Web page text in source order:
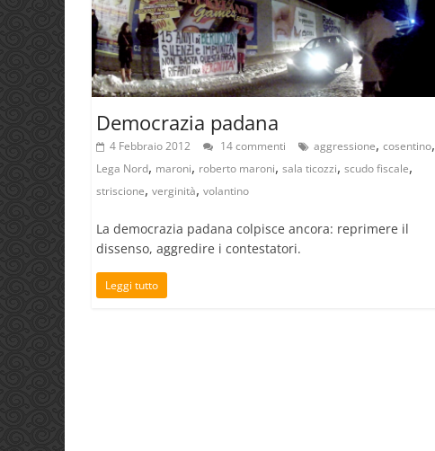
Democrazia padana
4 Febbraio 2012 14 commenti aggressione, cosentino,
Lega Nord, maroni, roberto maroni, sala ticozzi, scudo fiscale,
striscione, verginità, volantino
La democrazia padana colpisce ancora: reprimere il
dissenso, aggredire i contestatori.
Leggi tutto